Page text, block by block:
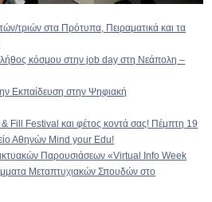
τριών στα Πρότυπα, Πειραματικά και τα
κόσμου στην job day στη Νεάπολη –
Εκπαίδευση στην Ψηφιακή
Fill Festival και φέτος κοντά σας! Πέμπτη 19
Αθηνών Mind your Edu!
Παρουσιάσεων «Virtual Info Week
Μεταπτυχιακών Σπουδών στο